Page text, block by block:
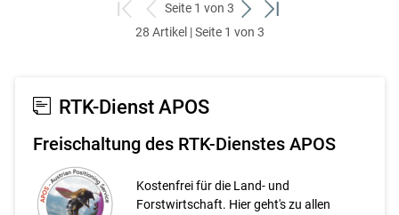
zum
ersten
zurück
zum
Seite 1 von 3
weiter
zum
zum
28 Artikel | Seite 1 von 3
RTK-Dienst APOS
Freischaltung des RTK-Dienstes APOS
Kostenfrei für die Land- und
Forstwirtschaft. Hier geht's zu allen